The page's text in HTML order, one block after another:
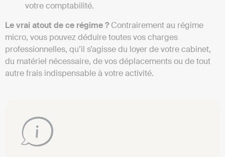
votre comptabilité.
Le vrai atout de ce régime ? Contrairement au régime
micro, vous pouvez déduire toutes vos charges
professionnelles, qu’il s’agisse du loyer de votre cabinet,
du matériel nécessaire, de vos déplacements ou de tout
autre frais indispensable à votre activité.